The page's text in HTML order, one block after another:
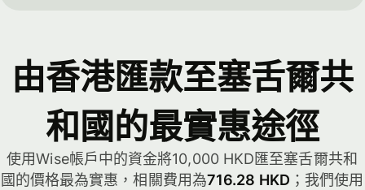
由香港匯款至塞舌爾共
和國的最實惠途徑
使用Wise帳戶中的資金將10,000 HKD匯至塞舌爾共和
國的價格最為實惠，相關費用為716.28 HKD ；我們使用